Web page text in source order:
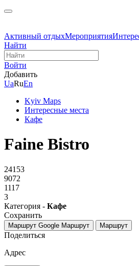
Активный отдыхМероприятия
Найти
Войти
Добавить
UaRuEn
Kyiv Maps
Интересные места
Кафе
Faine Bistro
24153
9072
1117
3
Категория - Кафе
Сохранить
Маршрут Google Маршрут Маршрут
Поделиться
Адрес